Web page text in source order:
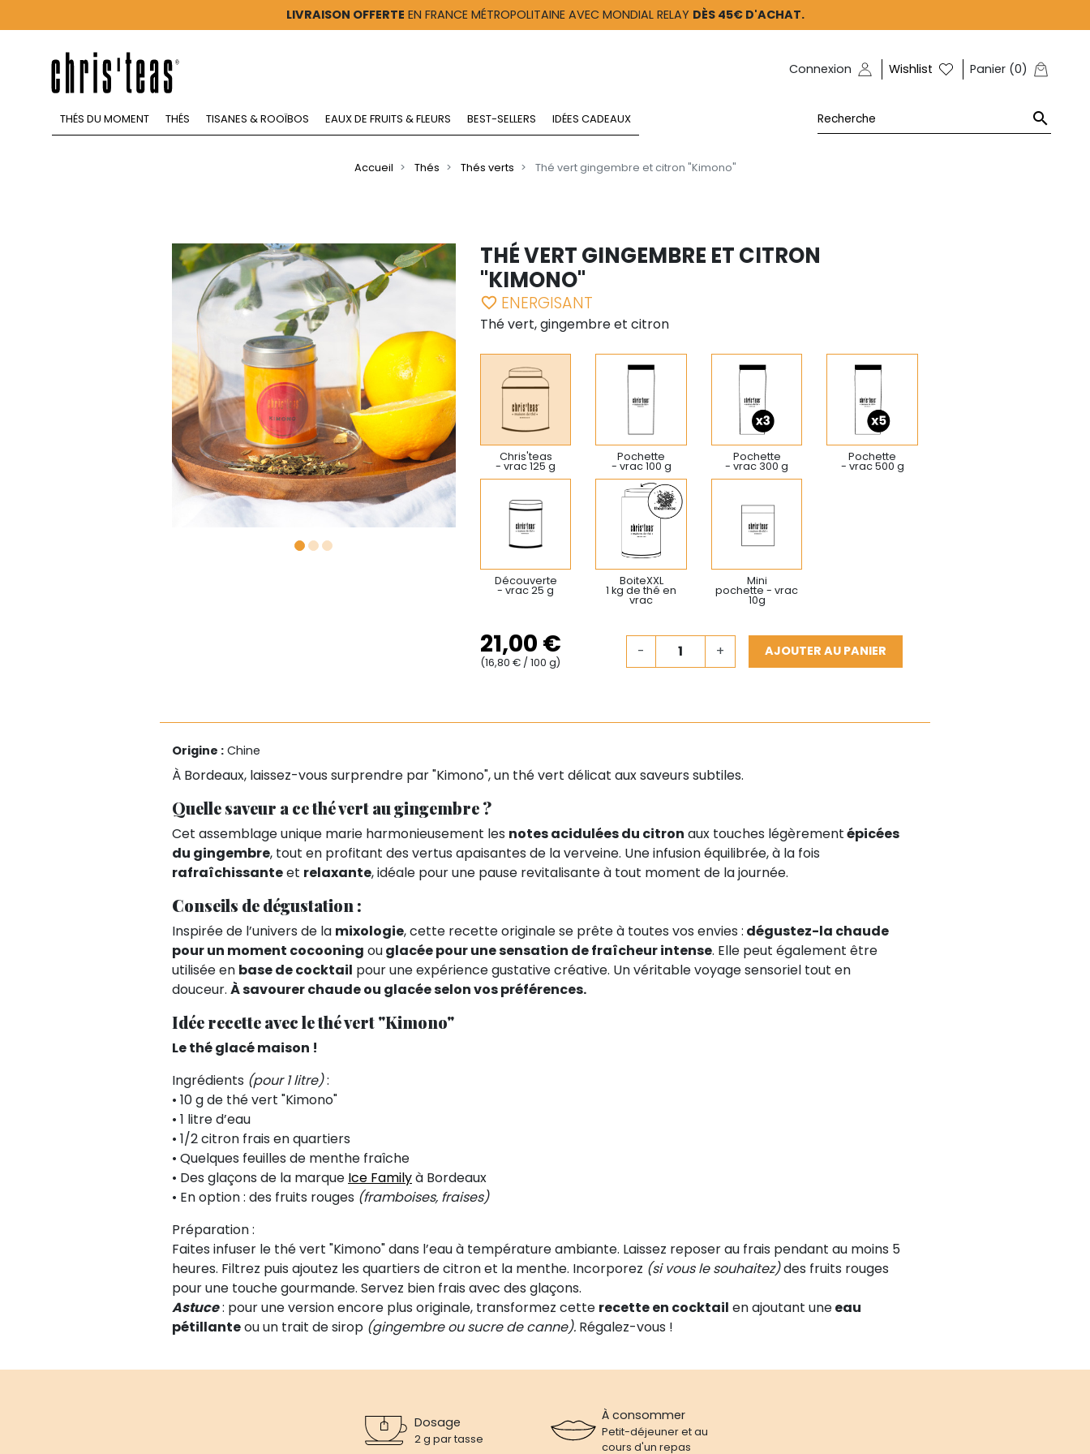
LIVRAISON OFFERTE EN FRANCE MÉTROPOLITAINE AVEC MONDIAL RELAY DÈS 45€ D'ACHAT.
Connexion Wishlist Panier (0)
THÉS DU MOMENT THÉS TISANES & ROOÏBOS EAUX DE FRUITS & FLEURS BEST-SELLERS IDÉES CADEAUX 
Accueil Thés Thés verts Thé vert gingembre et citron "Kimono"
THÉ VERT GINGEMBRE ET CITRON
"KIMONO"
favorite_border ENERGISANT
Thé vert, gingembre et citron
Chris'teas
- vrac 125 g
Pochette
- vrac 100 g
Pochette
- vrac 300 g
Pochette
- vrac 500 g
Découverte
- vrac 25 g
BoiteXXL
1 kg de thé en
vrac
Mini
pochette - vrac
10g
21,00 €
(16,80 € / 100 g)
- + AJOUTER AU PANIER
Origine : Chine
À Bordeaux, laissez-vous surprendre par "Kimono", un thé vert délicat aux saveurs subtiles.
Quelle saveur a ce thé vert au gingembre ?
Cet assemblage unique marie harmonieusement les notes acidulées du citron aux touches légèrementépicées
du gingembre, tout en profitant des vertus apaisantes de la verveine. Une infusion équilibrée, à la fois
rafraîchissanteet relaxante, idéale pour une pause revitalisante à tout moment de la journée.
Conseils de dégustation :
Inspirée de l’univers de la mixologie, cette recette originale se prête à toutes vos envies : dégustez-la chaude
pour un moment cocooning ouglacée pour une sensation de fraîcheur intense. Elle peut également être
utilisée en base de cocktail pour une expérience gustative créative. Un véritable voyage sensoriel tout en
douceur. À savourer chaude ou glacée selon vos préférences.
Idée recette avec le thé vert "Kimono"
Le thé glacé maison !
Ingrédients (pour 1 litre):
• 10 g de thé vert "Kimono"
• 1 litre d’eau
• 1/2 citron frais en quartiers
• Quelques feuilles de menthe fraîche
• Des glaçons de la marque Ice Familyà Bordeaux
• En option : des fruits rouges (framboises, fraises)
Préparation :
Faites infuser le thé vert "Kimono" dans l’eau à température ambiante. Laissez reposer au frais pendant au moins 5
heures. Filtrez puis ajoutez les quartiers de citron et la menthe. Incorporez (si vous le souhaitez)des fruits rouges
pour une touche gourmande. Servez bien frais avec des glaçons.
Astuce: pour une version encore plus originale, transformez cette recette en cocktail en ajoutant uneeau
pétillanteou un trait de sirop (gingembre ou sucre de canne). Régalez-vous !
Dosage
2 g par tasse
À consommer
Petit-déjeuner et au
cours d'un repas